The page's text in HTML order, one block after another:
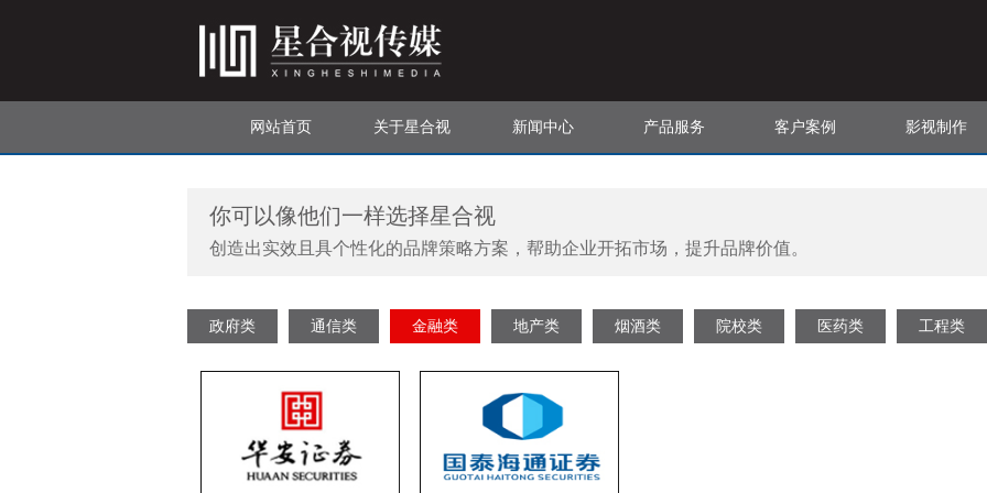
网站首页 关于星合视 新闻中心 产品服务 客户案例 影视制作
你可以像他们一样选择星合视
创造出实效且具个性化的品牌策略方案，帮助企业开拓市场，提升品牌价值。
政府类 通信类 金融类 地产类 烟酒类 院校类 医药类 工程类